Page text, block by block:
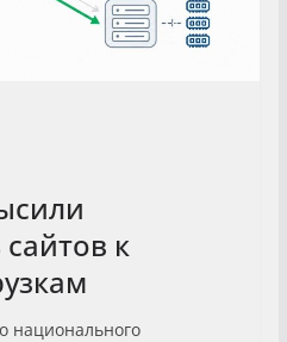
к
национального